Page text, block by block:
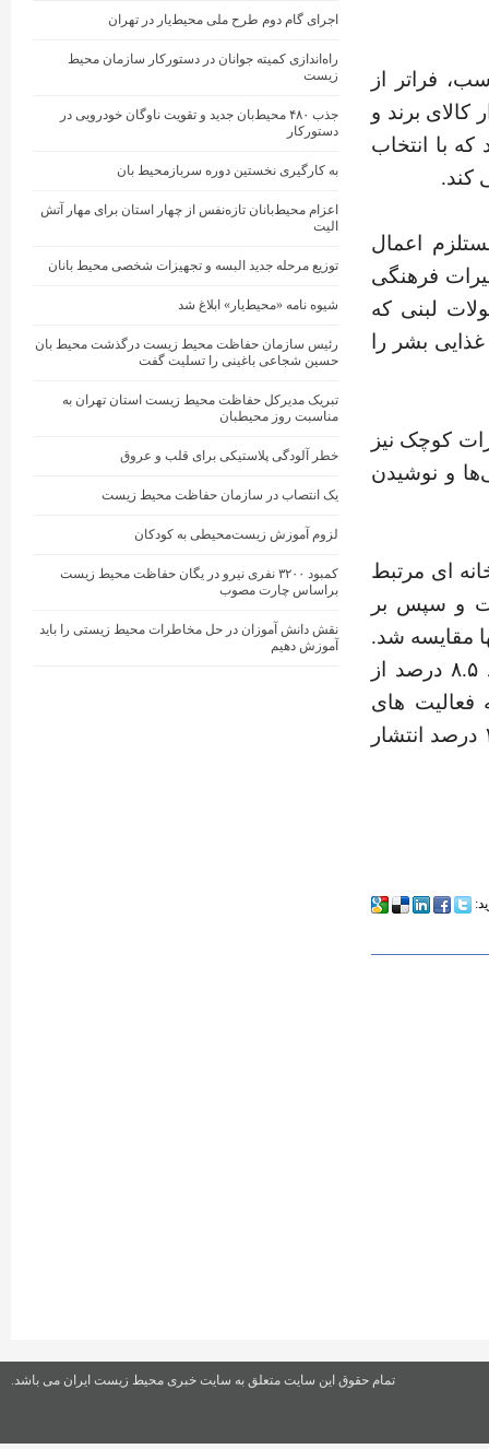
فراتر از
افراد پرداختند. در این تحقیق بیش از ۴۰ هزار کالای برند و
با انتخاب
کند.
اعمال
فرهنگی
لبنی که
غذایی بشر را
کوچک نیز
و نوشیدن
ای مرتبط
و سپس بر
مقایسه شد.
یافته‌ها نشان داد که شیرینی‌ها، کیک‌ها و بیسکویت‌ها عامل حدود ۸.۵ درصد از
فعالیت های
مرتبط با تولید و عرضه نوشیدنی‌هایی مانند چای، قهوه و الکل ۱۵.۱ درصد انتشار
اجرای گام دوم طرح ملی محیط‌یار در تهران
راه‌اندازی کمیته جوانان در دستورکار سازمان محیط
زیست
جذب ۴۸۰ محیط‌بان جدید و تقویت ناوگان خودرویی در
دستورکار
به کارگیری نخستین دوره سربازمحیط بان
اعزام محیط‌بانان تازه‌نفس از چهار استان برای مهار آتش
الیت
توزیع مرحله جدید البسه و تجهیزات شخصی محیط بانان
شیوه نامه «محیط‌یار» ابلاغ شد
رئیس سازمان حفاظت محیط زیست درگذشت محیط بان
حسین شجاعی باغینی را تسلیت گفت
تبریک مدیرکل حفاظت محیط زیست استان تهران به
مناسبت روز محیطبان
خطر آلودگی پلاستیکی برای قلب و عروق
یک انتصاب در سازمان حفاظت محیط زیست
لزوم آموزش زیست‌محیطی به کودکان
کمبود ۳۲۰۰ نفری نیرو در یگان حفاظت محیط زیست
براساس چارت مصوب
نقش دانش آموزان در حل مخاطرات محیط‌ زیستی را باید
آموزش دهیم
تمام حقوق این سایت متعلق به سایت خبری محیط زیست ایران می باشد.